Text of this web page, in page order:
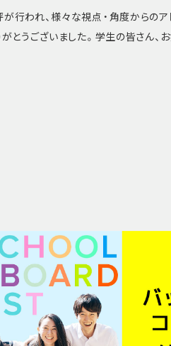
われ、様々な視点・角度からの
うございました。学生の皆さん、お